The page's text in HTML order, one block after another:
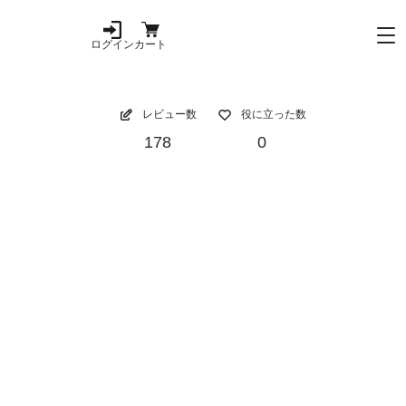
ログインカート
レビュー数
178
役に立った数
0